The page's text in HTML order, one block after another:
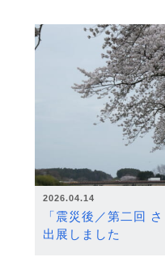
2026.04.14
「震災後／第二回
出展しました